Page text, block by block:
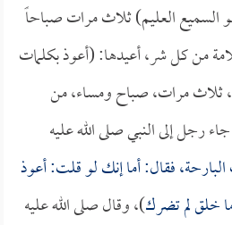
السميع العليم) ثلاث مرات صباحاً
من كل شر، أعيدها: (أعوذ بكلمات
ثلاث مرات، صباح ومساء، من
رجل إلى النبي صلى الله عليه
فقال: أما إنك لو قلت: أعوذ
خلق لم تضرك)، وقال صلى الله عليه